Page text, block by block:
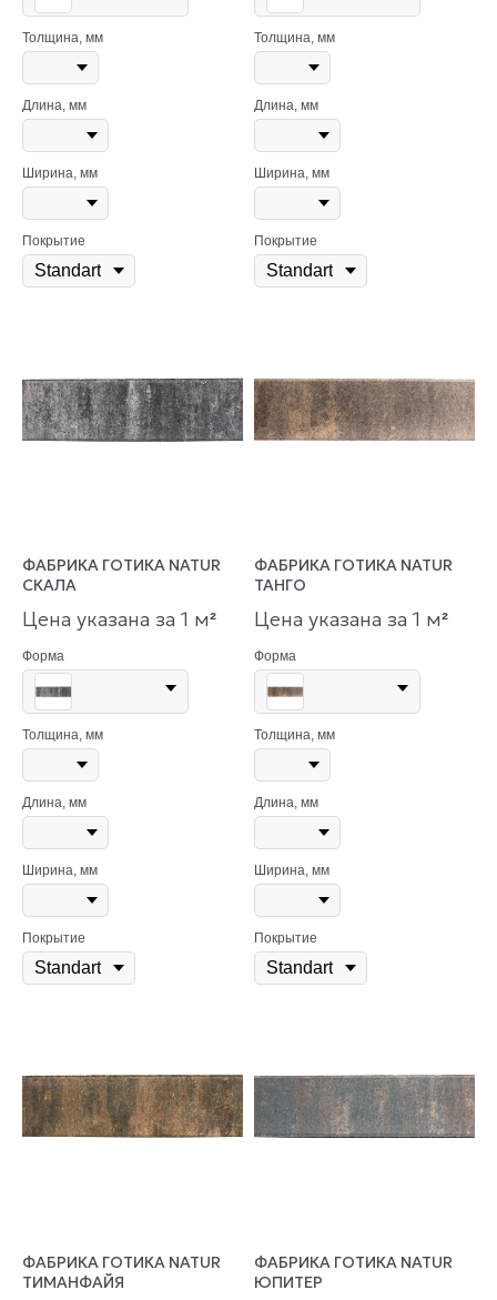
Толщина, мм
Длина, мм
Ширина, мм
Покрытие
Толщина, мм
Длина, мм
Ширина, мм
Покрытие
ФАБРИКА ГОТИКА NATUR
СКАЛА
Цена указана за 1 м²
Форма
Толщина, мм
Длина, мм
Ширина, мм
Покрытие
ФАБРИКА ГОТИКА NATUR
ТАНГО
Цена указана за 1 м²
Форма
Толщина, мм
Длина, мм
Ширина, мм
Покрытие
ФАБРИКА ГОТИКА NATUR
ТИМАНФАЙЯ
ФАБРИКА ГОТИКА NATUR
ЮПИТЕР